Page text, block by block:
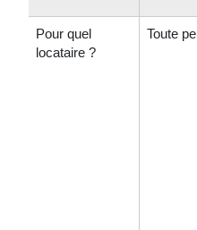
Pour quel
locataire ?
Toute